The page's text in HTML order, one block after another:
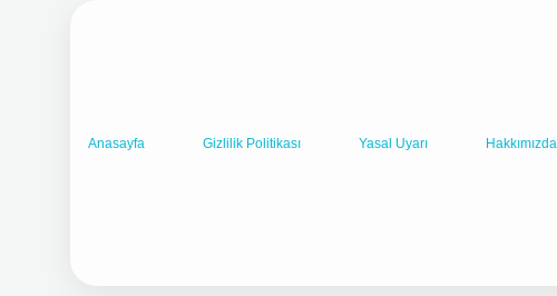
Anasayfa Gizlilik Politikası Yasal Uyarı Hakkımızda